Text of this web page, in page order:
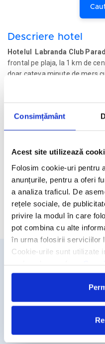
Consimțământ
Acest site utilizează
Folosim cookie-uri pentru
anunțurile, pentru a oferi
a analiza traficul. De
rețele sociale, de
privire la modul în care
pot combina cu alte
în urma folosirii serviciilor
Cookie-urile sunt utilizate
Descriere hotel
Hotelul Labranda Club
frontal pe plaja, la 1 km de
doar cateva minute de mers
gauri, Club House si la 20 de
International Hurghada.
de magazine, camere
piscina, teren d etenis, volei,
Facilitati hotel
Camere hotel
Cere oferta personalizata
Detalii si rezervari
rezervari@travelmatters.ro
Licente